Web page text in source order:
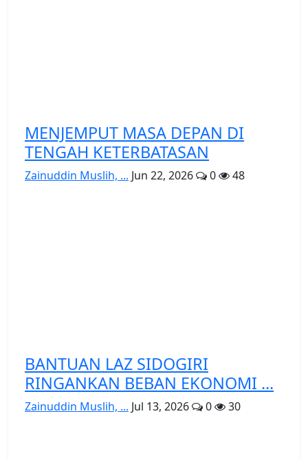
MENJEMPUT MASA DEPAN DI
TENGAH KETERBATASAN
Zainuddin Muslih, ... Jun 22, 2026 0 48
BANTUAN LAZ SIDOGIRI
RINGANKAN BEBAN EKONOMI ...
Zainuddin Muslih, ... Jul 13, 2026 0 30